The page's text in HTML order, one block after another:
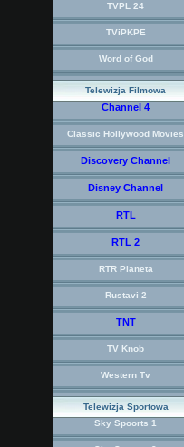
TVPL 24
TViPKPE
Word of God
Telewizja Filmowa
Channel 4
Classic Hollywood Movies
Discovery Channel
Disney Channel
RTL
RTL 2
RTR Planeta
Rustavi 2
TNT
TV Knob
Western Tv
Telewizja Sportowa
Sky Spoorts 1